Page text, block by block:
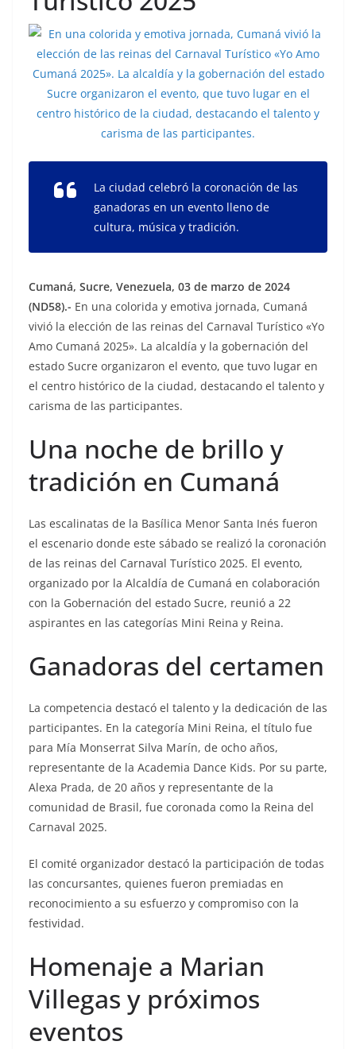
La ciudad celebró la coronación de las
ganadoras en un evento lleno de
cultura, música y tradición.
Cumaná, Sucre, Venezuela, 03 de marzo de 2024
(ND58).- En una colorida y emotiva jornada, Cumaná
vivió la elección de las reinas del Carnaval Turístico «Yo
Amo Cumaná 2025». La alcaldía y la gobernación del
estado Sucre organizaron el evento, que tuvo lugar en
el centro histórico de la ciudad, destacando el talento y
carisma de las participantes.
Una noche de brillo y
tradición en Cumaná
Las escalinatas de la Basílica Menor Santa Inés fueron
el escenario donde este sábado se realizó la coronación
de las reinas del Carnaval Turístico 2025. El evento,
organizado por la Alcaldía de Cumaná en colaboración
con la Gobernación del estado Sucre, reunió a 22
aspirantes en las categorías Mini Reina y Reina.
Ganadoras del certamen
La competencia destacó el talento y la dedicación de las
participantes. En la categoría Mini Reina, el título fue
para Mía Monserrat Silva Marín, de ocho años,
representante de la Academia Dance Kids. Por su parte,
Alexa Prada, de 20 años y representante de la
comunidad de Brasil, fue coronada como la Reina del
Carnaval 2025.
El comité organizador destacó la participación de todas
las concursantes, quienes fueron premiadas en
reconocimiento a su esfuerzo y compromiso con la
festividad.
Homenaje a Marian
Villegas y próximos
eventos